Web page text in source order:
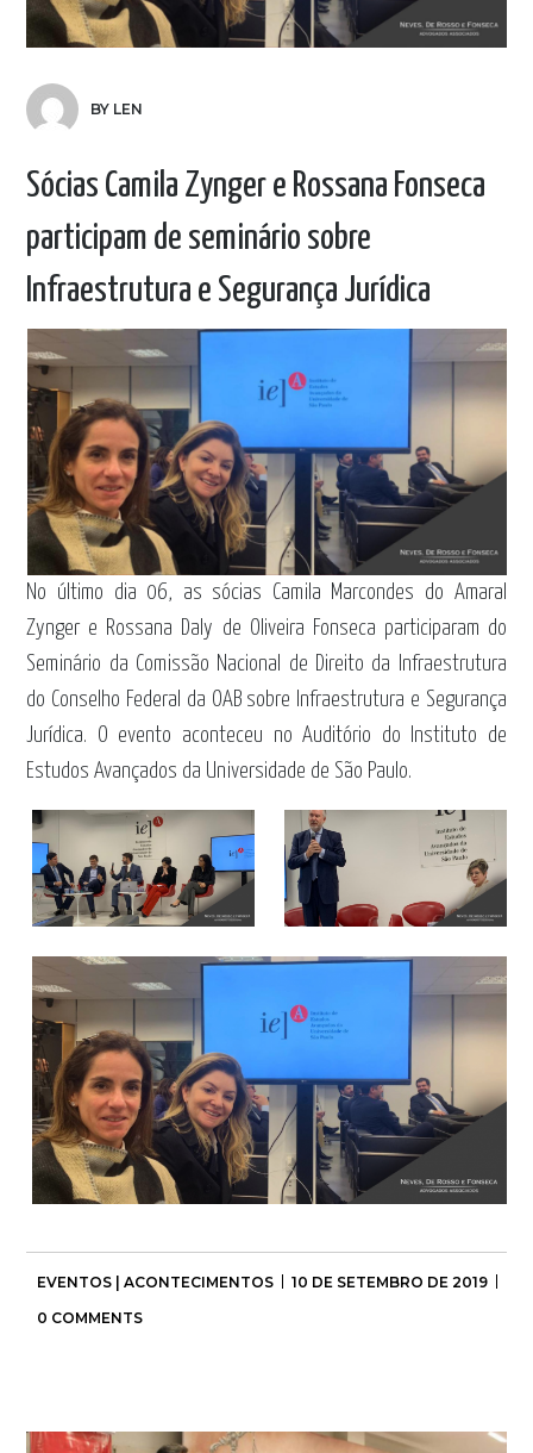
BY LEN
Sócias Camila Zynger e Rossana Fonseca
participam de seminário sobre
Infraestrutura e Segurança Jurídica
No último dia 06, as sócias Camila Marcondes do Amaral
Zynger e Rossana Daly de Oliveira Fonseca participaram do
Seminário da Comissão Nacional de Direito da Infraestrutura
do Conselho Federal da OAB sobre Infraestrutura e Segurança
Jurídica. O evento aconteceu no Auditório do Instituto de
Estudos Avançados da Universidade de São Paulo.
EVENTOS | ACONTECIMENTOS
10 DE SETEMBRO DE 2019
0 COMMENTS